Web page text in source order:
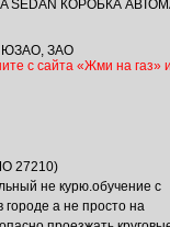
SEDAN КОРОБКА
ЗАО
с сайта «Жми на газ» и
27210)
не курю.обучение с
городе а не просто на